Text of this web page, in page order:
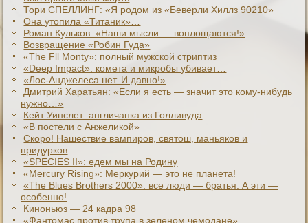
Тори СПЕЛЛИНГ: «Я родом из «Беверли Хиллз 90210»
Она утопила «Титаник»…
Роман Кульков: «Наши мысли — воплощаются!»
Возвращение «Робин Гуда»
«The Fll Monty»: полный мужской стриптиз
«Deep Impact»: комета и микробы убивает…
«Лос-Анджелеса нет. И давно!»
Дмитрий Харатьян: «Если я есть — значит это кому-нибудь
нужно…»
Кейт Уинслет: англичанка из Голливуда
«В постели с Анжеликой»
Скоро! Нашествие вампиров, святош, маньяков и
придурков
«SPECIES II»: едем мы на Родину
«Mercury Rising»: Меркурий — это не планета!
«The Blues Brothers 2000»: все люди — братья. А эти —
особенно!
Киноньюз — 24 кадра 98
«Фантомас против трупа в зеленом чемодане»